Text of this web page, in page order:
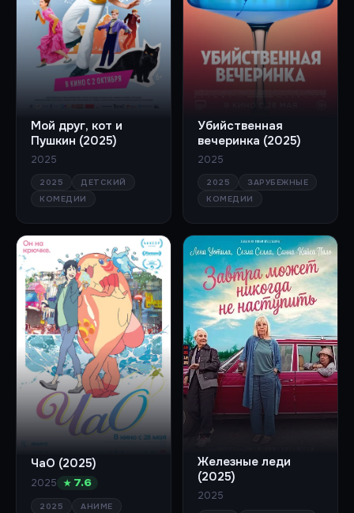
Мой друг, кот и
Пушкин (2025)
2025
2025
ДЕТСКИЙ
КОМЕДИИ
Убийственная
вечеринка (2025)
2025
2025
ЗАРУБЕЖНЫЕ
КОМЕДИИ
ЧаО (2025)
2025 ★ 7.6
2025 АНИМЕ
Железные леди
(2025)
2025